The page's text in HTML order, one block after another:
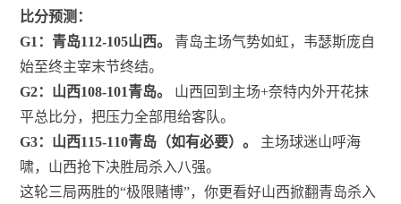
比分预测：
G1：青岛112-105山西。
青岛主场气势如虹，韦瑟斯庞自
始至终主宰末节终结。
G2：山西108-101青岛。
山西回到主场+奈特内外开花抹
平总比分，把压力全部甩给客队。
G3：山西115-110青岛（如有必要）。
主场球迷山呼海
啸，山西抢下决胜局杀入八强。
这轮三局两胜的“极限赌博”，你更看好山西掀翻青岛杀入